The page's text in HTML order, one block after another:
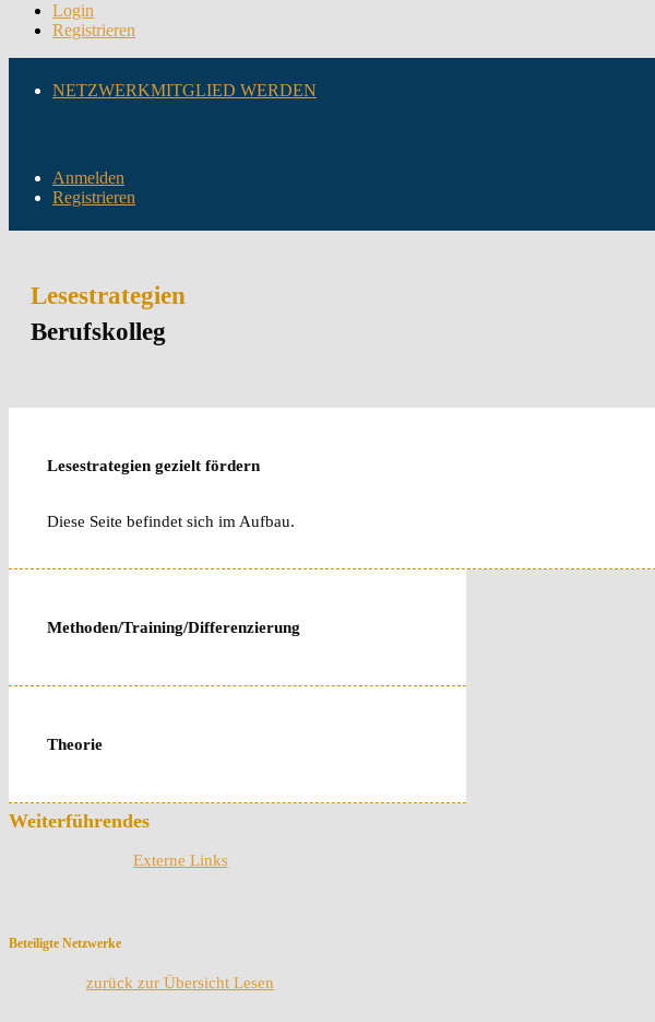
Login
Registrieren
NETZWERKMITGLIED WERDEN
Anmelden
Registrieren
Lesestrategien
Berufskolleg
Lesestrategien gezielt fördern
Diese Seite befindet sich im Aufbau.
Methoden/Training/Differenzierung
Theorie
Weiterführendes
Externe Links
Beteiligte Netzwerke
zurück zur Übersicht Lesen